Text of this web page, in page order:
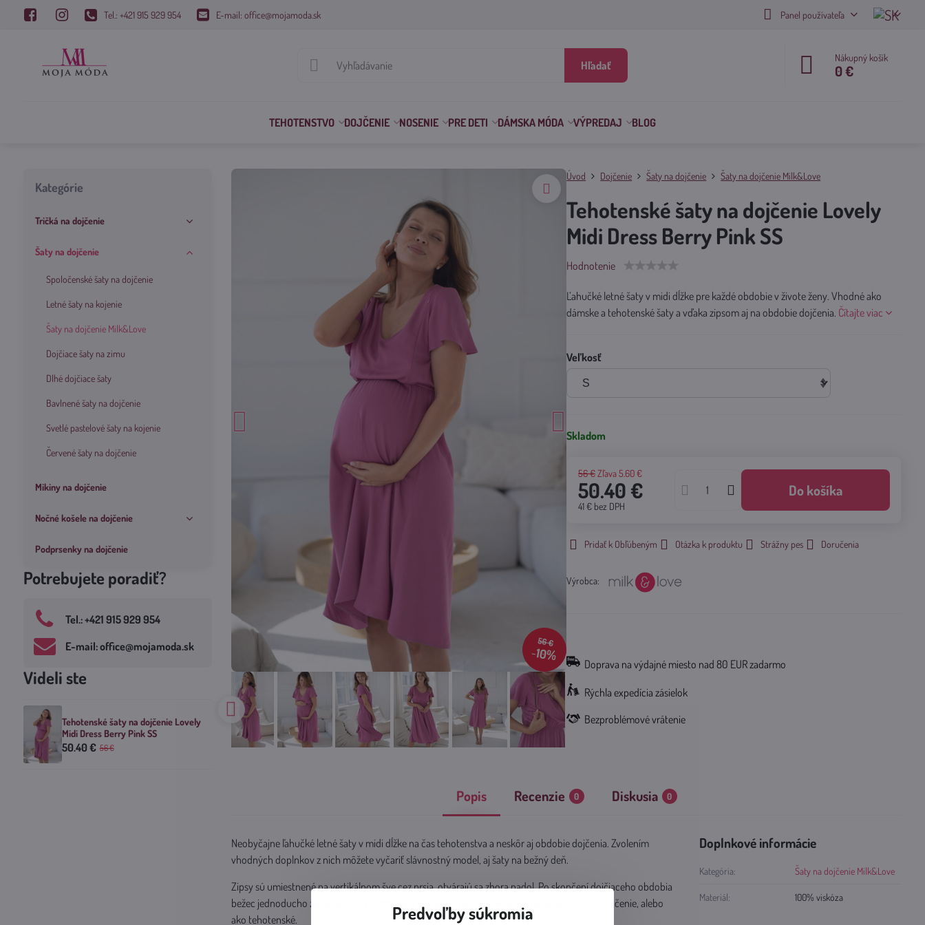
Tel.: +421 915 929 954 E-mail: office@mojamoda.sk Panel používateľa
Hľadať
Nákupný košík
0 €
TEHOTENSTVO DOJČENIE NOSENIE PRE DETI DÁMSKA MÓDA VÝPREDAJ BLOG
56 €
10%
Úvod Dojčenie Šaty na dojčenie Šaty na dojčenie Milk&Love
Tehotenské šaty na dojčenie Lovely
Midi Dress Berry Pink SS
Hodnotenie
Ľahučké letné šaty v midi dĺžke pre každé obdobie v živote ženy. Vhodné ako
dámske a tehotenské šaty a vďaka zipsom aj na obdobie dojčenia. Čítajte viac
Veľkosť
Skladom
56 €Zľava5.60 €
50.40 €
41 € bez DPH
Do košíka
Pridať k Obľúbeným Otázka k produktu Strážny pes Doručenia
Výrobca:
Doprava na výdajné miesto nad 80 EUR zadarmo
Rýchla expedícia zásielok
Bezproblémové vrátenie
Popis Recenzie 0 Diskusia 0
Neobyčajne ľahučké letné šaty v midi dĺžke na čas tehotenstva a neskôr aj obdobie dojčenia. Zvolením
vhodných doplnkov z nich môžete vyčariť slávnostný model, aj šaty na bežný deň.
Zipsy sú umiestnené na vertikálnom šve cez prsia, otvárajú sa zhora nadol. Po skončení dojčiaceho obdobia
bežec jednoducho zasuniete do vnútra šiat a na šatách nebude vidieť, že niekedy slúžili na dojčenie, alebo
ako tehotenské.
Doplnkové informácie
Kategória: Šaty na dojčenie Milk&Love
Materiál: 100% viskóza
Kategórie
Tričká na dojčenie
Šaty na dojčenie
Spoločenské šaty na dojčenie
Letné šaty na kojenie
Šaty na dojčenie Milk&Love
Dojčiace šaty na zimu
Dlhé dojčiace šaty
Bavlnené šaty na dojčenie
Svetlé pastelové šaty na kojenie
Červené šaty na dojčenie
Mikiny na dojčenie
Nočné košele na dojčenie
Podprsenky na dojčenie
Potrebujete poradiť?
Tel​.: +421 915 929 954
E-mail: office​@mojamoda​.sk
Videli ste
Tehotenské šaty na dojčenie Lovely
Midi Dress Berry Pink SS
50.40 € 56 €
Predvoľby súkromia